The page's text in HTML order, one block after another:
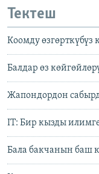
Тектеш
Коомду өзгөрткүбүз
Балдар өз
Жапондордон
IT: Бир кызды
Бала бакчанын баш